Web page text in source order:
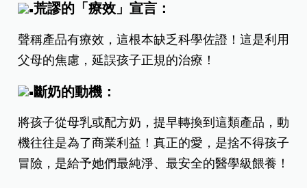
荒謬的「療效」宣言：
聲稱產品有療效，這根本缺乏科學佐證！這是利用
父母的焦慮，延誤孩子正規的治療！
斷奶的動機：
將孩子從母乳或配方奶，提早轉換到這類產品，動
機往往是為了商業利益！真正的愛，是捨不得孩子
冒險，是給予她們最純淨、最安全的醫學級餵養！